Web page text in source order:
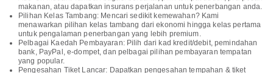
makanan, atau dapatkan insurans perjalanan untuk penerbangan anda.
Pilihan Kelas Tambang: Mencari sedikit kemewahan? Kami
menawarkan pilihan kelas tambang dari ekonomi hingga kelas pertama
untuk pengalaman penerbangan yang lebih premium.
Pelbagai Kaedah Pembayaran: Pilih dari kad kredit/debit, pemindahan
bank, PayPal, e-dompet, dan pelbagai pilihan pembayaran tempatan
yang popular.
Pengesahan Tiket Lancar: Dapatkan pengesahan tempahan & tiket